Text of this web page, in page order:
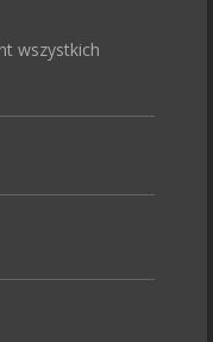
wszystkich